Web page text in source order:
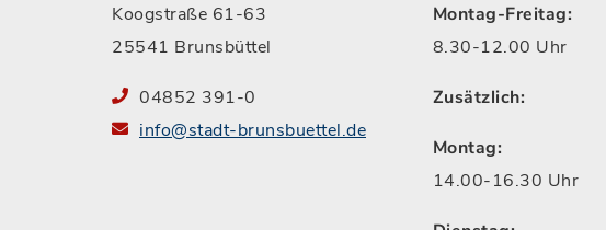
Koogstraße 61-63
25541 Brunsbüttel
04852 391-0
info@stadt-brunsbuettel.de
Montag-Freitag:
8.30-12.00 Uhr
Zusätzlich:
Montag:
14.00-16.30 Uhr